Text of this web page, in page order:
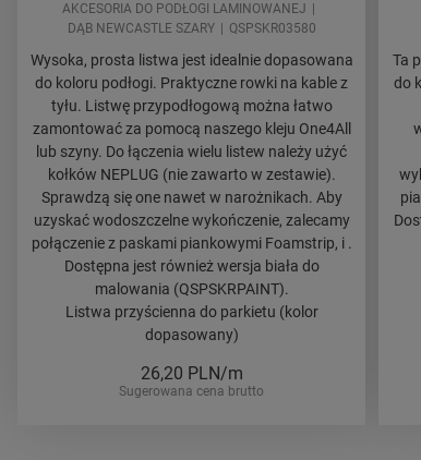
AKCESORIA DO PODŁOGI LAMINOWANEJ
DĄB NEWCASTLE SZARY
QSPSKR03580
Wysoka, prosta listwa jest idealnie dopasowana
do koloru podłogi. Praktyczne rowki na kable z
tyłu. Listwę przypodłogową można łatwo
zamontować za pomocą naszego kleju One4All
lub szyny. Do łączenia wielu listew należy użyć
kołków NEPLUG (nie zawarto w zestawie).
Sprawdzą się one nawet w narożnikach. Aby
uzyskać wodoszczelne wykończenie, zalecamy
połączenie z paskami piankowymi Foamstrip, i .
Dostępna jest również wersja biała do
malowania (QSPSKRPAINT).
Listwa przyścienna do parkietu (kolor
dopasowany)
26,20 PLN/m
Sugerowana cena brutto
Ta
do